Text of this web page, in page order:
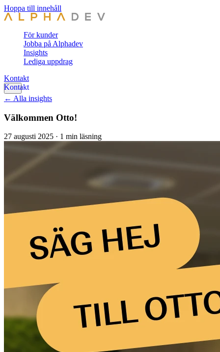
Hoppa till innehåll
För kunder
Jobba på Alphadev
Insights
Lediga uppdrag
Kontakt
← Alla insights
Välkommen Otto!
27 augusti 2025 · 1 min läsning